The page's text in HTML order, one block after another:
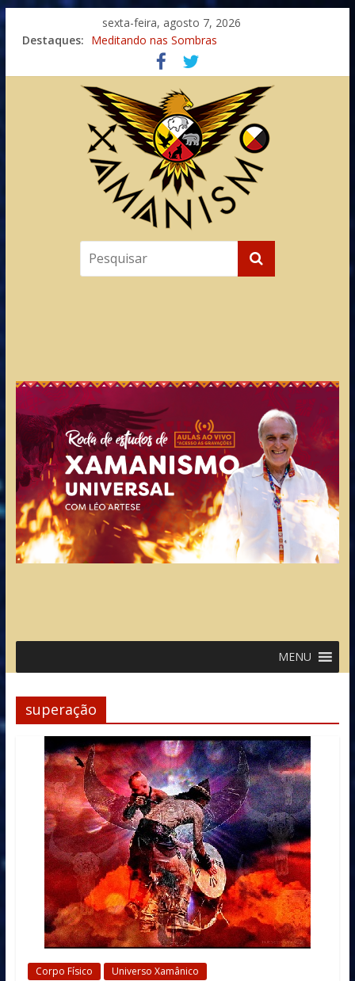
sexta-feira, agosto 7, 2026
Destaques: Meditando nas Sombras
Autosuficiência: A Jornada do Espírito Ancestral
Xamanismo Universal
Totens – Caminho Espiritual – Crescimento
Imaginação na Cura
MENU
superação
Corpo Físico Universo Xamânico